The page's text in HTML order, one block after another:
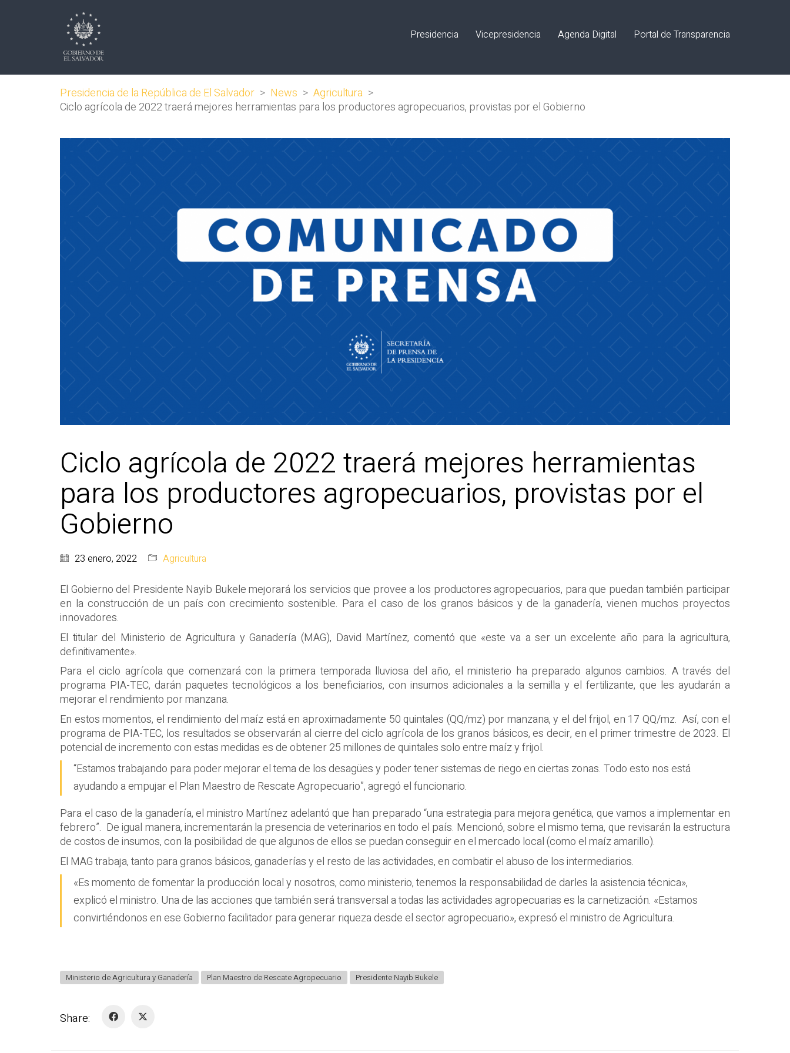
Presidencia Vicepresidencia Agenda Digital Portal de Transparencia
Presidencia de la República de El Salvador > News > Agricultura >
Ciclo agrícola de 2022 traerá mejores herramientas para los productores agropecuarios, provistas por el Gobierno
Ciclo agrícola de 2022 traerá mejores herramientas
para los productores agropecuarios, provistas por el
Gobierno
23 enero, 2022 Agricultura
El Gobierno del Presidente Nayib Bukele mejorará los servicios que provee a los productores agropecuarios, para que puedan también participar
en la construcción de un país con crecimiento sostenible. Para el caso de los granos básicos y de la ganadería, vienen muchos proyectos
innovadores.
El titular del Ministerio de Agricultura y Ganadería (MAG), David Martínez, comentó que «este va a ser un excelente año para la agricultura,
definitivamente».
Para el ciclo agrícola que comenzará con la primera temporada lluviosa del año, el ministerio ha preparado algunos cambios. A través del
programa PIA-TEC, darán paquetes tecnológicos a los beneficiarios, con insumos adicionales a la semilla y el fertilizante, que les ayudarán a
mejorar el rendimiento por manzana.
En estos momentos, el rendimiento del maíz está en aproximadamente 50 quintales (QQ/mz) por manzana, y el del frijol, en 17 QQ/mz. Así, con el
programa de PIA-TEC, los resultados se observarán al cierre del ciclo agrícola de los granos básicos, es decir, en el primer trimestre de 2023. El
potencial de incremento con estas medidas es de obtener 25 millones de quintales solo entre maíz y frijol.
“Estamos trabajando para poder mejorar el tema de los desagües y poder tener sistemas de riego en ciertas zonas. Todo esto nos está
ayudando a empujar el Plan Maestro de Rescate Agropecuario”, agregó el funcionario.
Para el caso de la ganadería, el ministro Martínez adelantó que han preparado “una estrategia para mejora genética, que vamos a implementar en
febrero”. De igual manera, incrementarán la presencia de veterinarios en todo el país. Mencionó, sobre el mismo tema, que revisarán la estructura
de costos de insumos, con la posibilidad de que algunos de ellos se puedan conseguir en el mercado local (como el maíz amarillo).
El MAG trabaja, tanto para granos básicos, ganaderías y el resto de las actividades, en combatir el abuso de los intermediarios.
«Es momento de fomentar la producción local y nosotros, como ministerio, tenemos la responsabilidad de darles la asistencia técnica»,
explicó el ministro. Una de las acciones que también será transversal a todas las actividades agropecuarias es la carnetización. «Estamos
convirtiéndonos en ese Gobierno facilitador para generar riqueza desde el sector agropecuario», expresó el ministro de Agricultura.
Ministerio de Agricultura y Ganadería Plan Maestro de Rescate Agropecuario Presidente Nayib Bukele
Share: